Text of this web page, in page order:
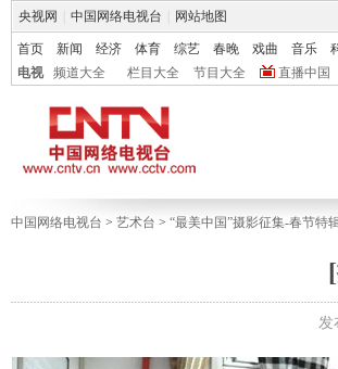
央视网 中国网络电视台 网站地图
首页 新闻 经济 体育 综艺 春晚 戏曲 音乐
电视
频道大全 栏目大全 节目大全 直播中国
中国网络电视台 > 艺术台 > “最美中国”摄影征集-春节特
发